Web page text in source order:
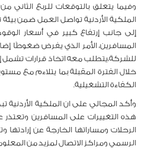
وفيما يتعلق بالتوقعات للربع الثاني
الملكية الأردنية تواصل العمل ضمن
إلى جانب إرتفاع كبير في أسعار
المسافرين، الأمر الذي يفرض ضغوطًا
للشركة،يتطلب معه اتخاذ قرارات تشمل
خلال الفترة المقبلة بما يتلاءم مع
الكفاءة التشغيلية.
وأكد المجالي على ان الملكية
هذه التغييرات على المسافرين وتعتذر
الرحلات ومساراتها الخارجة عن
الرسمي ومراكز الاتصال لمزيد من